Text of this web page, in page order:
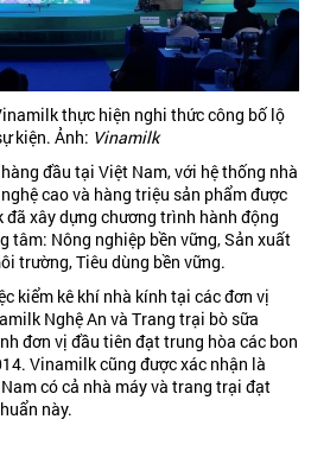
thực hiện nghi thức công bố lộ
kiện. Ảnh: Vinamilk
đầu tại Việt Nam, với hệ thống nhà
cao và hàng triệu sản phẩm được
xây dựng chương trình hành động
tâm: Nông nghiệp bền vững, Sản xuất
trường, Tiêu dùng bền vững.
kiểm kê khí nhà kính tại các đơn vị
Nghệ An và Trang trại bò sữa
đơn vị đầu tiên đạt trung hòa các bon
Vinamilk cũng được xác nhận là
có cả nhà máy và trang trại đạt
này.